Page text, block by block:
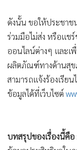
• Celeb Online
• Factcheck
• ญี่ปุ่น
• News1
• Gotomanager
ดังนั้น ขอให้ประชาช
ร่วมมือไม่ส่ง หรือแช
ออนไลน์ต่างๆ และเ
ผลิตภัณฑ์ทางด้านสุ
สามารถแจ้งร้องเรีย
ข้อมูลได้ที่เว็บไซต์
บทสรุปของเรื่องนี้คือ